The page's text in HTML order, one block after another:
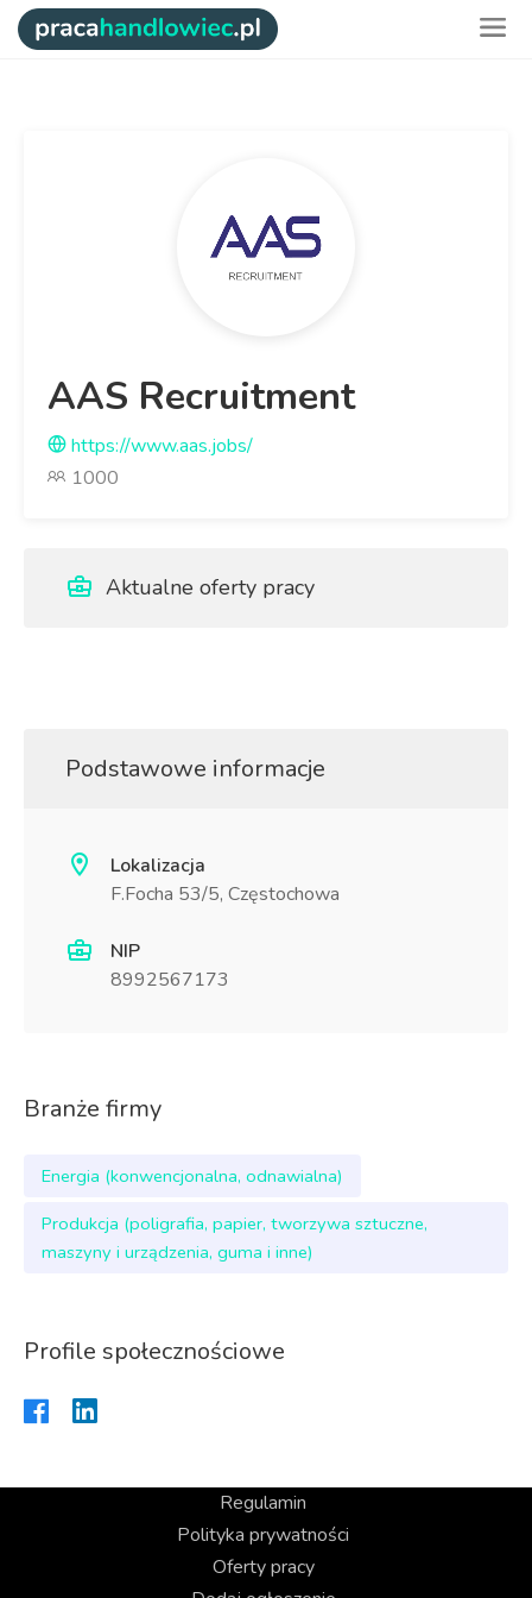
AAS Recruitment
https://www.aas.jobs/
1000
Aktualne oferty pracy
Podstawowe informacje
Lokalizacja
F.Focha 53/5, Częstochowa
NIP
8992567173
Branże firmy
Energia (konwencjonalna, odnawialna)
Produkcja (poligrafia, papier, tworzywa sztuczne,
maszyny i urządzenia, guma i inne)
Profile społecznościowe
Regulamin
Polityka prywatności
Oferty pracy